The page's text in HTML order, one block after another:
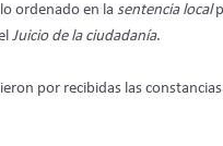
ordenado en la sentencia local
Juicio de la ciudadanía.
por recibidas las